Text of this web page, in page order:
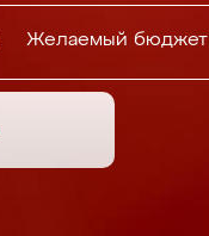
Желаемый бюджет